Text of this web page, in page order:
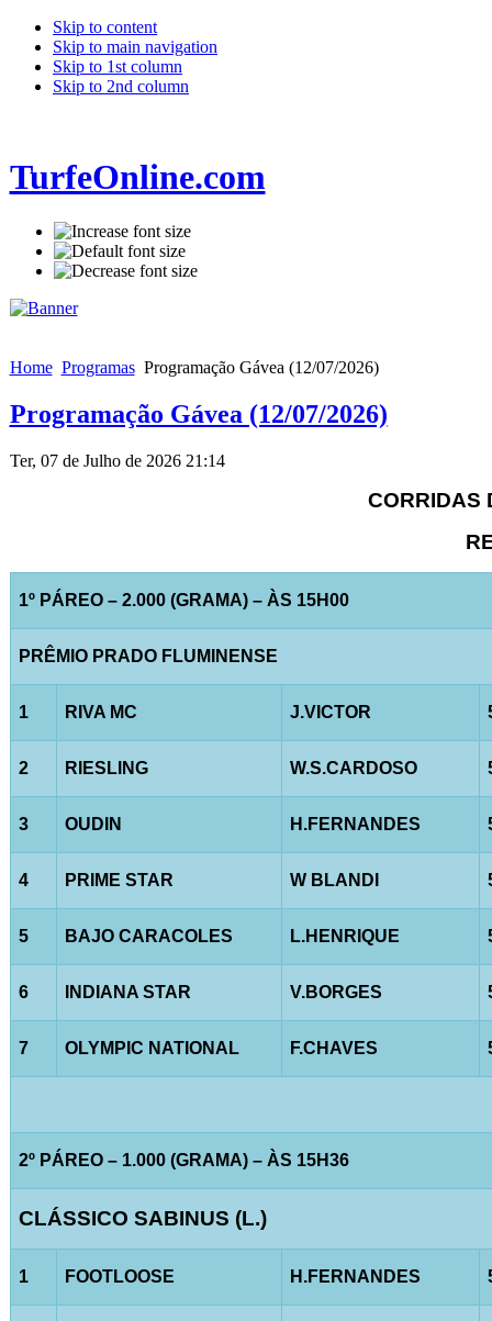
Skip to content
Skip to main navigation
Skip to 1st column
Skip to 2nd column
TurfeOnline.com
Home Programas Programação Gávea (12/07/2026)
Programação Gávea (12/07/2026)
Ter, 07 de Julho de 2026 21:14
CORRIDAS
1º PÁREO – 2.000 (GRAMA) – ÀS 15H00
PRÊMIO PRADO FLUMINENSE
1 RIVA MC J.VICTOR
2 RIESLING W.S.CARDOSO
3 OUDIN H.FERNANDES
4 PRIME STAR W BLANDI
5 BAJO CARACOLES L.HENRIQUE
6 INDIANA STAR V.BORGES
7 OLYMPIC NATIONAL F.CHAVES
2º PÁREO – 1.000 (GRAMA) – ÀS 15H36
CLÁSSICO SABINUS (L.)
1 FOOTLOOSE H.FERNANDES